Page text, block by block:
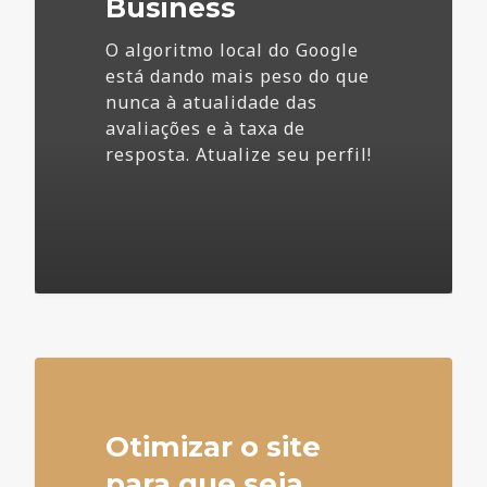
Business
O algoritmo local do Google
está dando mais peso do que
nunca à atualidade das
avaliações e à taxa de
resposta. Atualize seu perfil!
Otimizar o site